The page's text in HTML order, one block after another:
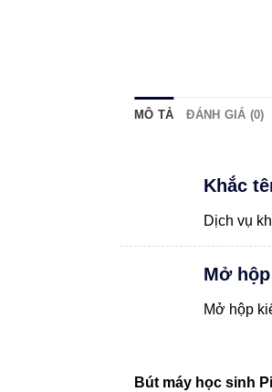
MÔ TẢ ĐÁNH GIÁ (0)
Khắc
Dịch vụ
Mở
Mở hộp
Bút máy học sinh